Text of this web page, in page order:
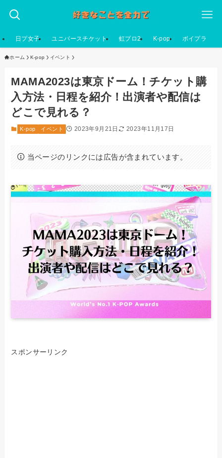
日プ女子 ユニバースチケット 虹プロ2 K-pop ボイプラ
ホーム K-pop イベント
MAMA2023は東京ドーム！チケット購
入方法・日程を紹介！出演者や配信は
どこで見れる？
K-pop イベント 2023年9月21日 2023年11月17日
当ページのリンクには広告が含まれています。
スポンサーリンク